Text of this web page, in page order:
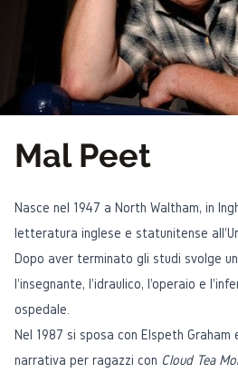
Mal Peet
Nasce nel 1947 a North Waltham, in
letteratura inglese e statunitense
Dopo aver terminato gli studi svolge
l'insegnante, l'idraulico, l'operaio e
ospedale.
Nel 1987 si sposa con Elspeth Graham
narrativa per ragazzi con Cloud Tea